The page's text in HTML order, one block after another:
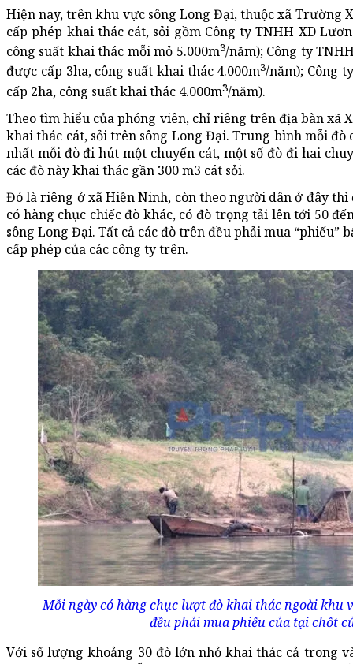
Hiện nay, trên khu vực sông Long Đại, thuộc xã Trường
cấp phép khai thác cát, sỏi gồm Công ty TNHH XD
công suất khai thác mỗi mỏ 5.000m3/năm); Công ty
được cấp 3ha, công suất khai thác 4.000m3/năm); Công
cấp 2ha, công suất khai thác 4.000m3/năm).
Theo tìm hiểu của phóng viên, chỉ riêng trên địa bàn xã
khai thác cát, sỏi trên sông Long Đại. Trung bình mỗi
nhất mỗi đò đi hút một chuyến cát, một số đò đi hai
các đò này khai thác gần 300 m3 cát sỏi.
Đó là riêng ở xã Hiền Ninh, còn theo người dân ở đây
có hàng chục chiếc đò khác, có đò trọng tải lên tới 50
sông Long Đại. Tất cả các đò trên đều phải mua
cấp phép của các công ty trên.
Mỗi ngày có hàng chục lượt đò khai thác ngoài khu
đều phải mua phiếu của tại chốt
Với số lượng khoảng 30 đò lớn nhỏ khai thác cả trong